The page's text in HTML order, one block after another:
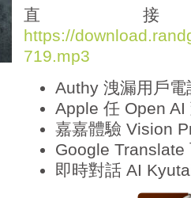
i
o
P
l
直
https://
719.mp3
Authy 洩漏用戶電
Apple 任 Open AI
嘉嘉體驗 Vision
Google Translate
即時對話 AI